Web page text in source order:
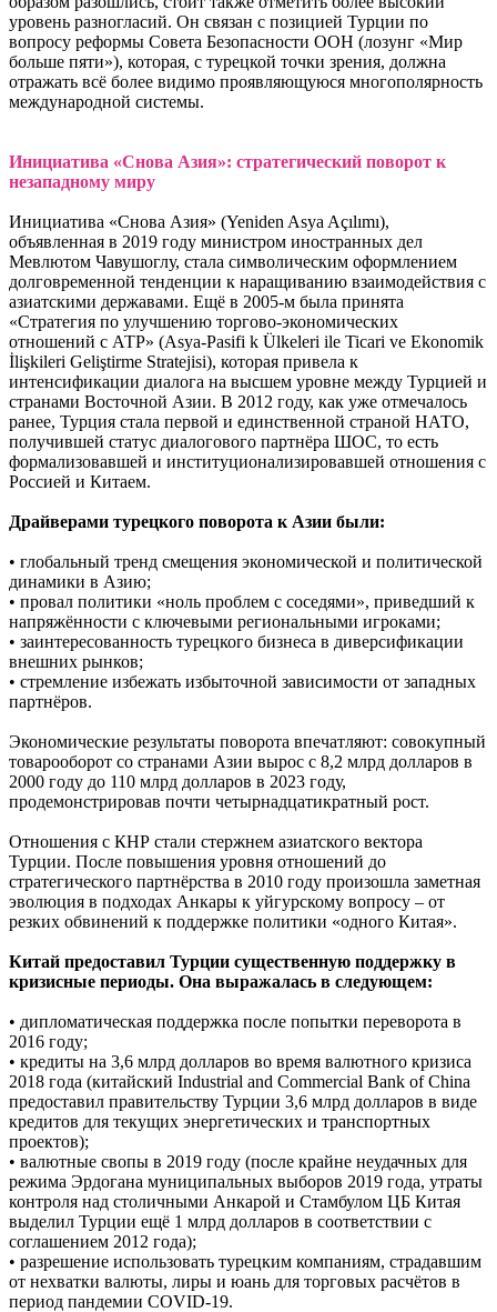
уровень разногласий. Он связан с позицией Турции по
вопросу реформы Совета Безопасности ООН (лозунг «Мир
больше пяти»), которая, с турецкой точки зрения, должна
отражать всё более видимо проявляющуюся многополярность
международной системы.
Инициатива «Снова Азия»: стратегический поворот к
незападному миру
Инициатива «Снова Азия» (Yeniden Asya Açılımı),
объявленная в 2019 году министром иностранных дел
Мевлютом Чавушоглу, стала символическим оформлением
долговременной тенденции к наращиванию взаимодействия с
азиатскими державами. Ещё в 2005-м была принята
«Стратегия по улучшению торгово-экономических
отношений с АТР» (Asya-Pasifi k Ülkeleri ile Ticari ve Ekonomik
İlişkileri Geliştirme Stratejisi), которая привела к
интенсификации диалога на высшем уровне между Турцией и
странами Восточной Азии. В 2012 году, как уже отмечалось
ранее, Турция стала первой и единственной страной НАТО,
получившей статус диалогового партнёра ШОС, то есть
формализовавшей и институционализировавшей отношения с
Россией и Китаем.
Драйверами турецкого поворота к Азии были:
• глобальный тренд смещения экономической и политической
динамики в Азию;
• провал политики «ноль проблем с соседями», приведший к
напряжённости с ключевыми региональными игроками;
• заинтересованность турецкого бизнеса в диверсификации
внешних рынков;
• стремление избежать избыточной зависимости от западных
партнёров.
Экономические результаты поворота впечатляют: совокупный
товарооборот со странами Азии вырос с 8,2 млрд долларов в
2000 году до 110 млрд долларов в 2023 году,
продемонстрировав почти четырнадцатикратный рост.
Отношения с КНР стали стержнем азиатского вектора
Турции. После повышения уровня отношений до
стратегического партнёрства в 2010 году произошла заметная
эволюция в подходах Анкары к уйгурскому вопросу – от
резких обвинений к поддержке политики «одного Китая».
Китай предоставил Турции существенную поддержку в
кризисные периоды. Она выражалась в следующем:
• дипломатическая поддержка после попытки переворота в
2016 году;
• кредиты на 3,6 млрд долларов во время валютного кризиса
2018 года (китайский Industrial and Commercial Bank of China
предоставил правительству Турции 3,6 млрд долларов в виде
кредитов для текущих энергетических и транспортных
проектов);
• валютные свопы в 2019 году (после крайне неудачных для
режима Эрдогана муниципальных выборов 2019 года, утраты
контроля над столичными Анкарой и Стамбулом ЦБ Китая
выделил Турции ещё 1 млрд долларов в соответствии с
соглашением 2012 года);
• разрешение использовать турецким компаниям, страдавшим
от нехватки валюты, лиры и юань для торговых расчётов в
период пандемии COVID-19.